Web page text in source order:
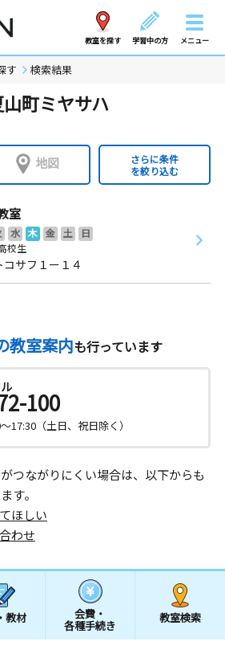
教室を探す 学習中の方 メニュー
す 検索結果
町ミヤサハ
地図
さらに条件
を絞り込む
室
水 木 金 土
日
校生
サフ１ー１４
教室案内も行っています
100
17:30（土日、祝日除く）
つながりにくい場合は、以下からも
す。
ほしい
わせ
教材 会費・
各種手続き
教室検索